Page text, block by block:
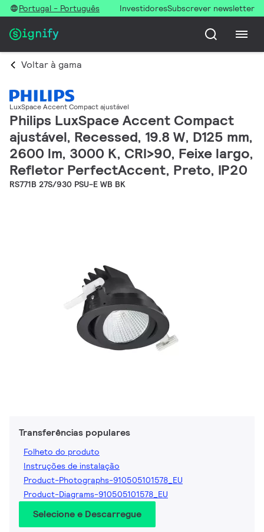
Portugal - Português InvestidoresSubscrever newsletter
Voltar à gama
LuxSpace Accent Compact ajustável
Philips LuxSpace Accent Compact
ajustável, Recessed, 19.8 W, D125 mm,
2600 lm, 3000 K, CRI>90, Feixe largo,
Refletor PerfectAccent, Preto, IP20
RS771B 27S/930 PSU-E WB BK
Transferências populares
Folheto do produto
Instruções de instalação
Product-Photographs-910505101578_EU
Product-Diagrams-910505101578_EU
Selecione e Descarregue